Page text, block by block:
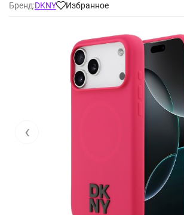
Бренд:DKNY Избранное
‹